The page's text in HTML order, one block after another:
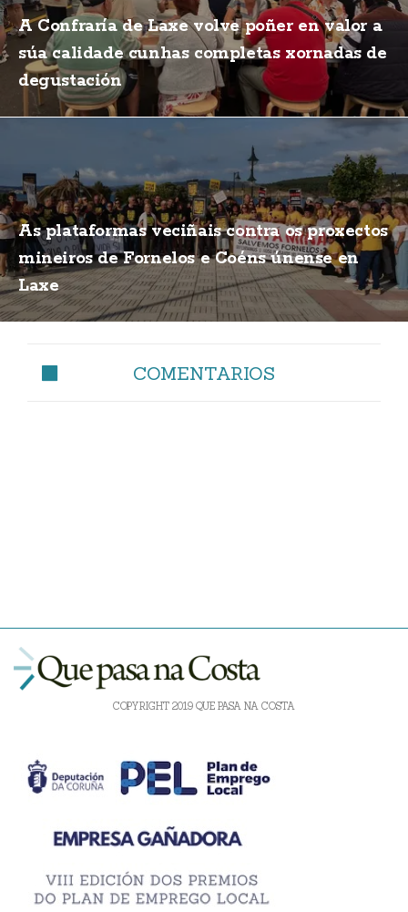
A Confraría de Laxe volve poñer en valor a
súa calidade cunhas completas xornadas de
degustación
As plataformas veciñais contra os proxectos
mineiros de Fornelos e Coéns únense en
Laxe
COMENTARIOS
COPYRIGHT 2019 QUE PASA NA COSTA